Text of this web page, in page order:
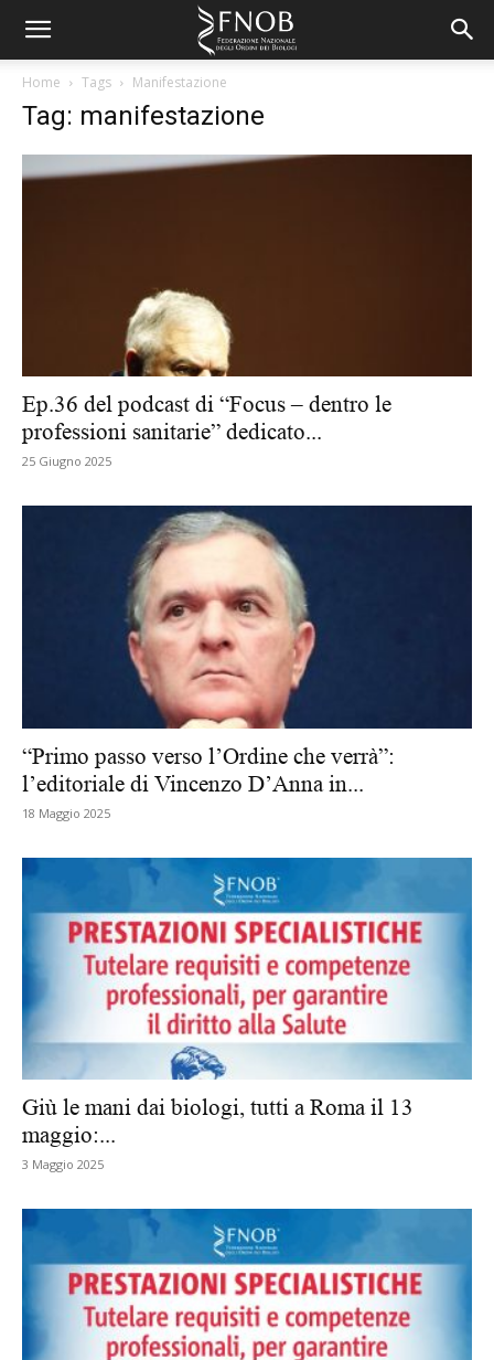
Home Tags Manifestazione
Tag: manifestazione
Ep.36 del podcast di “Focus – dentro le
professioni sanitarie” dedicato...
25 Giugno 2025
“Primo passo verso l’Ordine che verrà”:
l’editoriale di Vincenzo D’Anna in...
18 Maggio 2025
Giù le mani dai biologi, tutti a Roma il 13
maggio:...
3 Maggio 2025